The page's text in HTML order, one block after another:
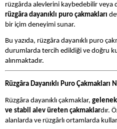
rüzgârda alevlerini kaybedebilir veya
rüzgâra dayanıklı puro çakmakları
bir içim deneyimi sunar.
Bu yazıda, rüzgâra dayanıklı puro
durumlarda tercih edildiği ve doğru
alınmaktadır.
Rüzgâra Dayanıklı Puro Çakmakları
Rüzgâra dayanıklı çakmaklar,
ve stabil alev üreten çakmaklardır.
alanlarda ve rüzgârlı ortamlarda